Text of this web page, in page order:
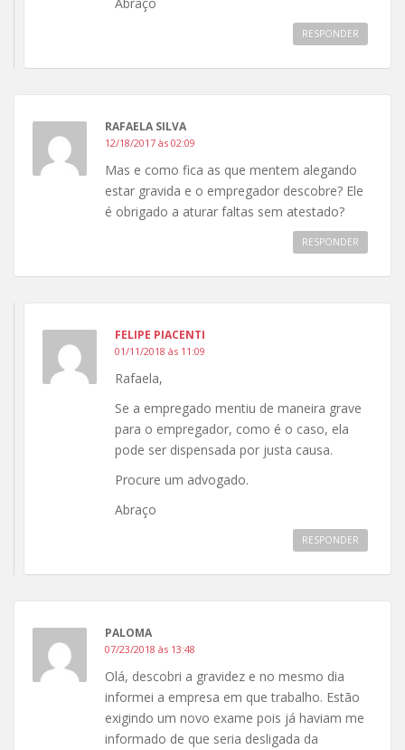
RESPONDER
RAFAELA SILVA
12/18/2017 às 02:09
Mas e como fica as que mentem alegando
estar gravida e o empregador descobre? Ele
é obrigado a aturar faltas sem atestado?
RESPONDER
FELIPE PIACENTI
01/11/2018 às 11:09
Rafaela,
Se a empregado mentiu de maneira grave
para o empregador, como é o caso, ela
pode ser dispensada por justa causa.
Procure um advogado.
Abraço
RESPONDER
PALOMA
07/23/2018 às 13:48
Olá, descobri a gravidez e no mesmo dia
informei a empresa em que trabalho. Estão
exigindo um novo exame pois já haviam me
informado de que seria desligada da